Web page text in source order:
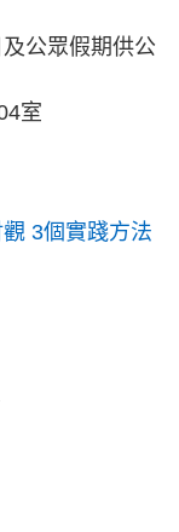
公眾假期供公
室
3個實踐方法